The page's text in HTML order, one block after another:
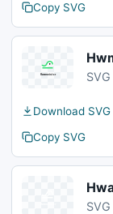
Copy SVG
Download SVG
Copy SVG